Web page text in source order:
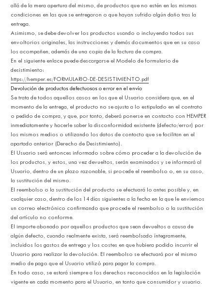
allá de la mera apertura del mismo, de productos que no estén en las mismas
condiciones en las que se entregaron o que hayan sufrido algún daño tras la
entrega.
Asimismo, se debe devolver los productos usando o incluyendo todos sus
envoltorios originales, las instrucciones y demás documentos que en su caso
los acompañen, además de una copia de la factura de compra.
En el siguiente enlace puede descargarse el Modelo de formulario de
desistimiento:
https://hemper.es/FORMULARIO-DE-DESISTIMIENTO.pdf
Devolución de productos defectuosos o error en el envío
Se trata de todos aquellos casos en los que el Usuario considera que, en el
momento de la entrega, el producto no se ajusta a lo estipulado en el contrato
o pedido de compra, y que, por tanto, deberá ponerse en contacto con HEMPER
inmediatamente y hacerle saber la disconformidad existente (defecto/error) por
los mismos medios o utilizando los datos de contacto que se facilitan en el
apartado anterior (Derecho de Desistimiento).
El Usuario será entonces informado sobre cómo proceder a la devolución de
los productos, y estos, una vez devueltos, serán examinados y se informará al
Usuario, dentro de un plazo razonable, si procede el reembolso o, en su caso,
la sustitución del mismo.
El reembolso o la sustitución del producto se efectuará lo antes posible y, en
cualquier caso, dentro de los 14 días siguientes a la fecha en la que le enviemos
un correo electrónico confirmando que procede el reembolso o la sustitución
del artículo no conforme.
El importe abonado por aquellos productos que sean devueltos a causa de
algún defecto, cuando realmente exista, será reembolsado íntegramente,
incluidos los gastos de entrega y los costes en que hubiera podido incurrir el
Usuario para realizar la devolución. El reembolso se efectuará por el mismo
medio de pago que el Usuario utilizó para pagar la compra.
En todo caso, se estará siempre a los derechos reconocidos en la legislación
vigente en cada momento para el Usuario, en tanto que consumidor y usuario.